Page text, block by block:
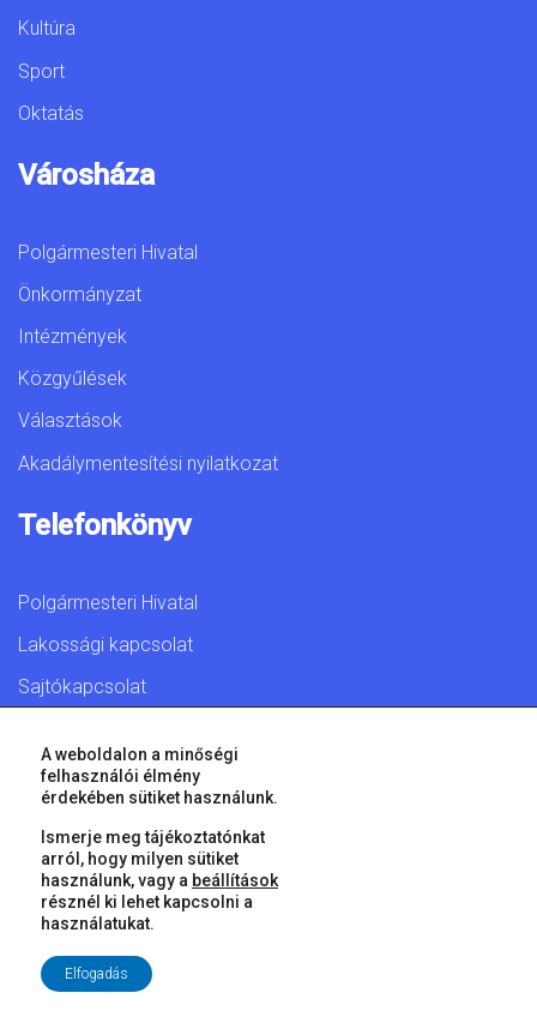
Kultúra
Sport
Oktatás
Városháza
Polgármesteri Hivatal
Önkormányzat
Intézmények
Közgyűlések
Választások
Akadálymentesítési nyilatkozat
Telefonkönyv
Polgármesteri Hivatal
Lakossági kapcsolat
Sajtókapcsolat
© 2026 Győr Megyei Jogú Város • Minden jog fenntartva!
A weboldalon a minőségi
felhasználói élmény
érdekében sütiket használunk.
Ismerje meg tájékoztatónkat
arról, hogy milyen sütiket
használunk, vagy a beállítások
résznél ki lehet kapcsolni a
használatukat.
Elfogadás